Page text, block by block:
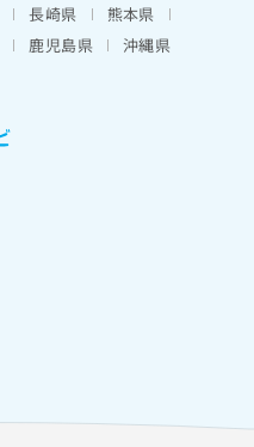
長崎県
熊本県
鹿児島県 沖縄県